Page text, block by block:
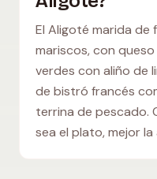
El Aligoté marida
mariscos, con
verdes con aliño de
de bistró francés
terrina de pescado.
sea el plato, mejor la